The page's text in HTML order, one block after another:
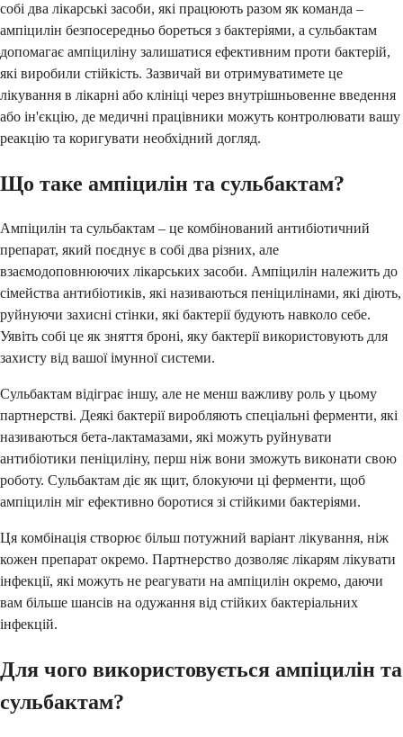
собі два лікарські засоби, які працюють разом як команда –
ампіцилін безпосередньо бореться з бактеріями, а сульбактам
допомагає ампіциліну залишатися ефективним проти бактерій,
які виробили стійкість. Зазвичай ви отримуватимете це
лікування в лікарні або клініці через внутрішньовенне введення
або ін'єкцію, де медичні працівники можуть контролювати вашу
реакцію та коригувати необхідний догляд.
Що таке ампіцилін та сульбактам?
Ампіцилін та сульбактам – це комбінований антибіотичний
препарат, який поєднує в собі два різних, але
взаємодоповнюючих лікарських засоби. Ампіцилін належить до
сімейства антибіотиків, які називаються пеніцилінами, які діють,
руйнуючи захисні стінки, які бактерії будують навколо себе.
Уявіть собі це як зняття броні, яку бактерії використовують для
захисту від вашої імунної системи.
Сульбактам відіграє іншу, але не менш важливу роль у цьому
партнерстві. Деякі бактерії виробляють спеціальні ферменти, які
називаються бета-лактамазами, які можуть руйнувати
антибіотики пеніциліну, перш ніж вони зможуть виконати свою
роботу. Сульбактам діє як щит, блокуючи ці ферменти, щоб
ампіцилін міг ефективно боротися зі стійкими бактеріями.
Ця комбінація створює більш потужний варіант лікування, ніж
кожен препарат окремо. Партнерство дозволяє лікарям лікувати
інфекції, які можуть не реагувати на ампіцилін окремо, даючи
вам більше шансів на одужання від стійких бактеріальних
інфекцій.
Для чого використовується ампіцилін та
сульбактам?